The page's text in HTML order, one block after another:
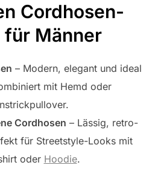
Cordhosen-
Männer
– Modern, elegant und ideal
mit Hemd oder
Cordhosen – Lässig, retro-
für Streetstyle-Looks mit
oder Hoodie.